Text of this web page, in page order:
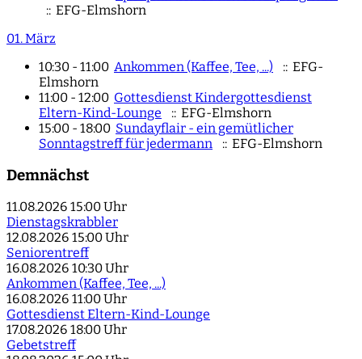
:: EFG-Elmshorn
01. März
10:30 - 11:00 Ankommen (Kaffee, Tee, ...)
:: EFG-
Elmshorn
11:00 - 12:00 Gottesdienst Kindergottesdienst
Eltern-Kind-Lounge
:: EFG-Elmshorn
15:00 - 18:00 Sundayflair - ein gemütlicher
Sonntagstreff für jedermann
:: EFG-Elmshorn
Demnächst
11.08.2026 15:00 Uhr
Dienstagskrabbler
12.08.2026 15:00 Uhr
Seniorentreff
16.08.2026 10:30 Uhr
Ankommen (Kaffee, Tee, ...)
16.08.2026 11:00 Uhr
Gottesdienst Eltern-Kind-Lounge
17.08.2026 18:00 Uhr
Gebetstreff